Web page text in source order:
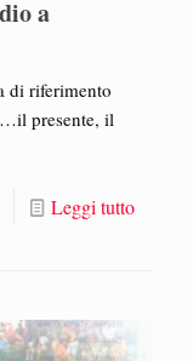
a
di riferimento
presente, il
Leggi tutto